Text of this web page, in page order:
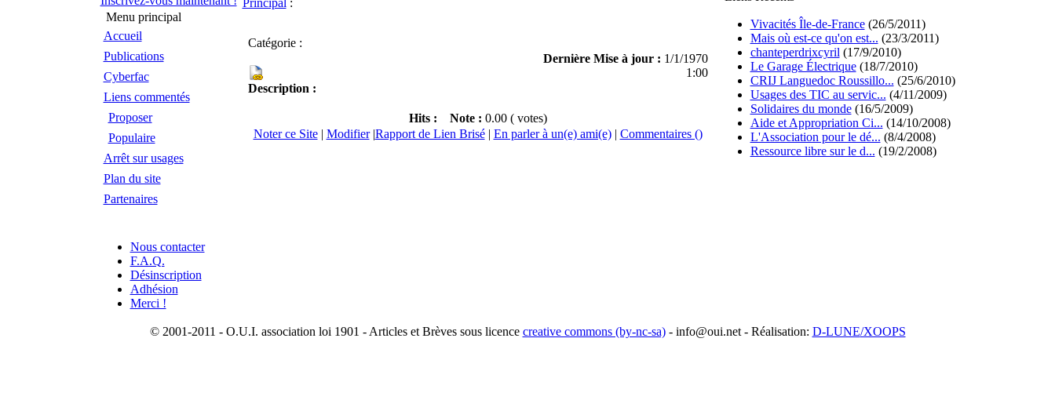
Menu principal
Accueil
Publications
Cyberfac
Liens commentés
Proposer
Populaire
Arrêt sur usages
Plan du site
Partenaires
Principal :
Catégorie :
Dernière Mise à jour : 1/1/1970
1:00
Description :
Hits : Note : 0.00 ( votes)
Noter ce Site| Modifier|Rapport de Lien Brisé| En parler à un(e) ami(e)| Commentaires ()
Vivacités Île-de-France(26/5/2011)
Mais où est-ce qu'on est... (23/3/2011)
chanteperdrixcyril (17/9/2010)
Le Garage Électrique(18/7/2010)
CRIJ Languedoc Roussillo... (25/6/2010)
Usages des TIC au servic... (4/11/2009)
Solidaires du monde(16/5/2009)
Aide et Appropriation Ci... (14/10/2008)
L'Association pour le dé... (8/4/2008)
Ressource libre sur le d... (19/2/2008)
Nous contacter
F.A.Q.
Désinscription
Adhésion
Merci !
© 2001-2011 - O.U.I. association loi 1901 - Articles et Brèves sous licence creative commons (by-nc-sa)- info@oui.net - Réalisation: D-LUNE/XOOPS